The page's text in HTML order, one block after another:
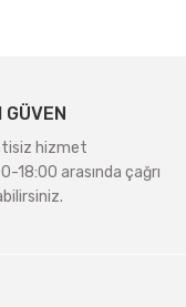
GÜVEN
hizmet
18:00 arasında çağrı